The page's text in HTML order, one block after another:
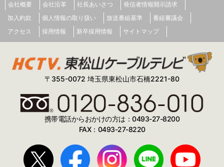
会社概要 会社沿革 社長あいさつ
発信者情報開示請求
加入約款
個人情報の取り扱い 放送番組基準
番組審議会
アクセス
採用情報 新卒採用情報 サイトマップ
〒355-0072 埼玉県東松山市石橋2221-80
携帯電話からおかけの方は：0493-27-8200
FAX：0493-27-8220